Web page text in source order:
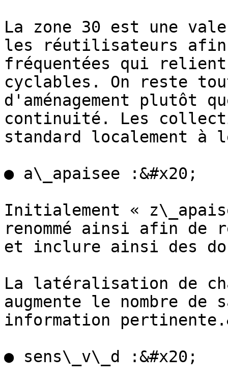
La zone 30 est une
les réutilisateurs afin
fréquentées qui relient
cyclables. On reste
d'aménagement plutôt
continuité. Les
standard localement à
● a\_apaisee :&#x20;
Initialement «
renommé ainsi afin de
et inclure ainsi des
La latéralisation de
augmente le nombre
information
● sens\_v\_d :&#x20;